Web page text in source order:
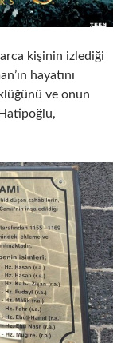
kişinin izlediği
hayatını
ve onun